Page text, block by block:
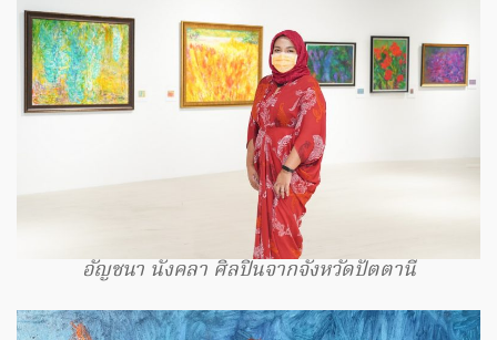
อัญชนา นังคลา ศิลปินจากจังหวัดปัตตานี